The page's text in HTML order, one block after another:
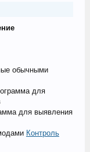
обычными
для
для выявления
Контроль